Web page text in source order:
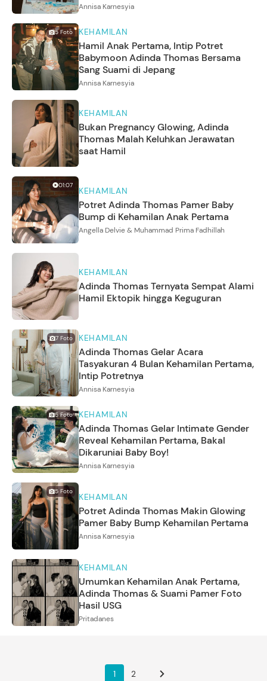
Annisa Karnesyia
5Foto KEHAMILAN
Hamil Anak Pertama, Intip Potret
Babymoon Adinda Thomas Bersama
Sang Suami di Jepang
Annisa Karnesyia
KEHAMILAN
Bukan Pregnancy Glowing, Adinda
Thomas Malah Keluhkan Jerawatan
saat Hamil
01:07 KEHAMILAN
Potret Adinda Thomas Pamer Baby
Bump di Kehamilan Anak Pertama
Angella Delvie & Muhammad Prima Fadhillah
KEHAMILAN
Adinda Thomas Ternyata Sempat Alami
Hamil Ektopik hingga Keguguran
7 Foto KEHAMILAN
Adinda Thomas Gelar Acara
Tasyakuran 4 Bulan Kehamilan Pertama,
Intip Potretnya
Annisa Karnesyia
5Foto KEHAMILAN
Adinda Thomas Gelar Intimate Gender
Reveal Kehamilan Pertama, Bakal
Dikaruniai Baby Boy!
Annisa Karnesyia
5 Foto KEHAMILAN
Potret Adinda Thomas Makin Glowing
Pamer Baby Bump Kehamilan Pertama
Annisa Karnesyia
KEHAMILAN
Umumkan Kehamilan Anak Pertama,
Adinda Thomas & Suami Pamer Foto
Hasil USG
Pritadanes
1 2